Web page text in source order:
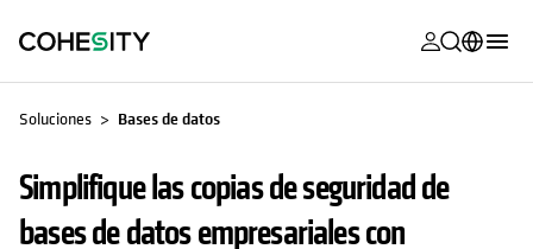
se abre en
se abre en
Alta
se abre en
se abre en
se abre en
se abre en
se abre en
se abre en
Deutsch (Germany)
Soluciones Bases de datos
Simplifique las copias de seguridad de
bases de datos empresariales con
SE ABRE EN UNA PESTAÑA NUEVA